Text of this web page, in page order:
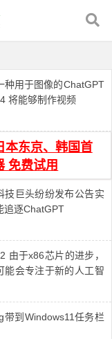
种用于图像的ChatGPT
将能够制作视频
本东京、韩国首
免费试用
技巨头纷纷发布公告实
追逐ChatGPT
由于x86芯片的进步，
能会专注于新的人工智
到Windows11任务栏